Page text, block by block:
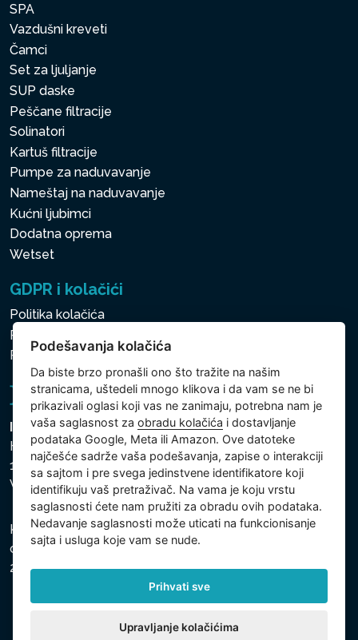
SPA
Vazdušni kreveti
Čamci
Set za ljuljanje
SUP daske
Peščane filtracije
Solinatori
Kartuš filtracije
Pumpe za naduvavanje
Nameštaj na naduvavanje
Kućni ljubimci
Dodatna oprema
Wetset
GDPR i kolačići
Politika kolačića
Politika zaštite ličnih i drugih obrađivanih podataka
Podešavanja kolačića
Intex Trading, s.r.o.
Hradecká 2526/3
130 00 Praha 3
Vinohrady - Česká republika
Kompanija je registrovana u Opštinskom sudu u Pragu,
odeljak C, uložak 74759, Identifikacioni broj kompanije:
26150808, Poreski identifikacioni broj: CZ26150808.
Podešavanja kolačića
Da biste brzo pronašli ono što tražite na našim
stranicama, uštedeli mnogo klikova i da vam se ne bi
prikazivali oglasi koji vas ne zanimaju, potrebna nam je
vaša saglasnost zaobradu kolačića i dostavljanje
podataka Google, Meta ili Amazon. Ove datoteke
najčešće sadrže vaša podešavanja, zapise o interakciji
sa sajtom i pre svega jedinstvene identifikatore koji
identifikuju vaš pretraživač. Na vama je koju vrstu
saglasnosti ćete nam pružiti za obradu ovih podataka.
Nedavanje saglasnosti može uticati na funkcionisanje
sajta i usluga koje vam se nude.
Prihvati sve
Upravljanje kolačićima